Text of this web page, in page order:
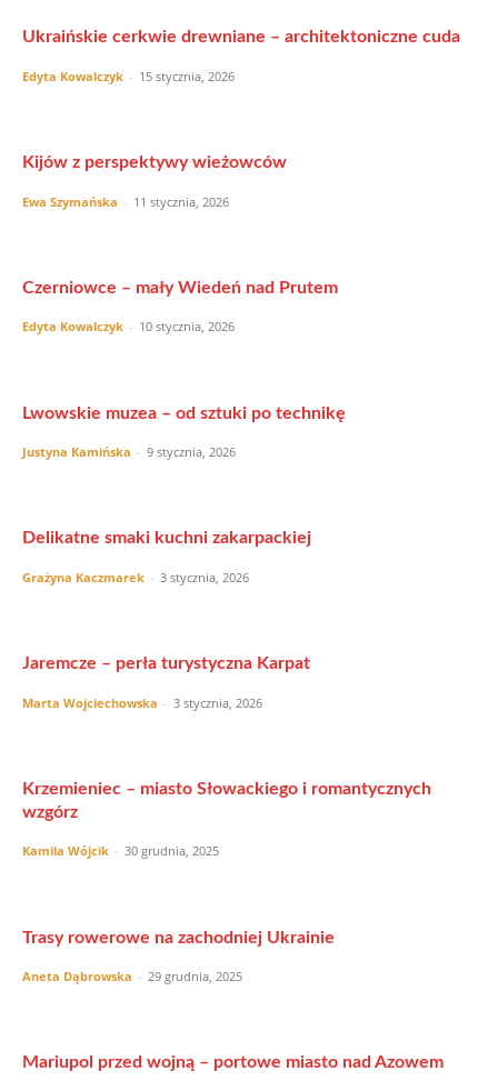
Ukraińskie cerkwie drewniane – architektoniczne cuda
Edyta Kowalczyk - 15 stycznia, 2026
Kijów z perspektywy wieżowców
Ewa Szymańska - 11 stycznia, 2026
Czerniowce – mały Wiedeń nad Prutem
Edyta Kowalczyk - 10 stycznia, 2026
Lwowskie muzea – od sztuki po technikę
Justyna Kamińska - 9 stycznia, 2026
Delikatne smaki kuchni zakarpackiej
Grażyna Kaczmarek - 3 stycznia, 2026
Jaremcze – perła turystyczna Karpat
Marta Wojciechowska - 3 stycznia, 2026
Krzemieniec – miasto Słowackiego i romantycznych
wzgórz
Kamila Wójcik - 30 grudnia, 2025
Trasy rowerowe na zachodniej Ukrainie
Aneta Dąbrowska - 29 grudnia, 2025
Mariupol przed wojną – portowe miasto nad Azowem